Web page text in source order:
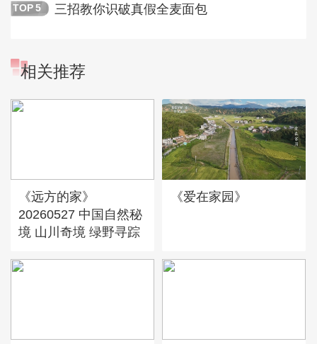
TOP 5 三招教你识破真假全麦面包
相关推荐
《远方的家》
20260527 中国自然秘
境 山川奇境 绿野寻踪
《爱在家园》